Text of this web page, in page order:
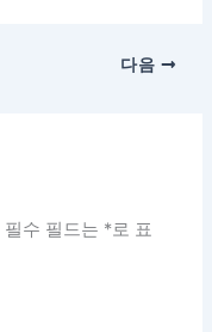
다음
필수 필드는 *로 표